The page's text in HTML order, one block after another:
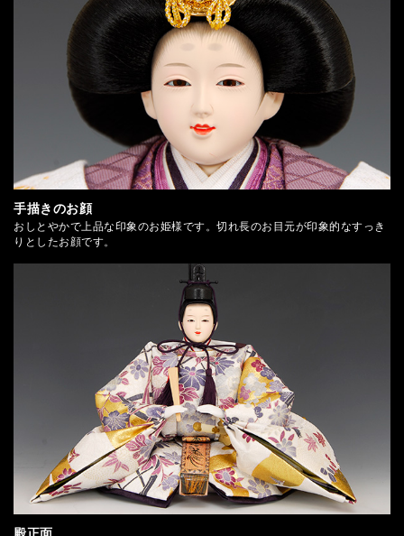
手描きのお顔
おしとやかで上品な印象のお姫様です。切れ長のお目元が印象的なすっき
りとしたお顔です。